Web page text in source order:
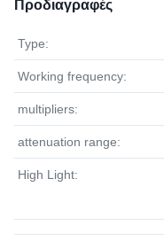
Προδιαγραφές
Type:
Working frequency:
multipliers:
attenuation range:
High Light: